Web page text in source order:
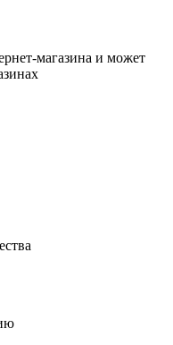
магазина и может